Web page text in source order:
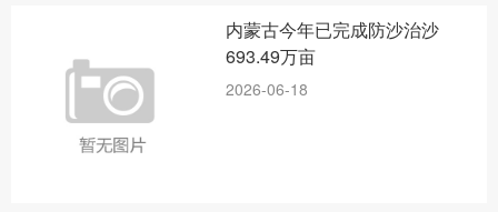
内蒙古今年已完成防沙治沙
693.49万亩
2026-06-18